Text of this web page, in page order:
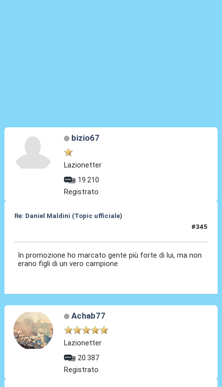
bizio67
Lazionetter
19.210
Registrato
Re: Daniel Maldini (Topic ufficiale)
#345
In promozione ho marcato gente più forte di lui, ma non
erano figli di un vero campione
Achab77
Lazionetter
20.387
Registrato